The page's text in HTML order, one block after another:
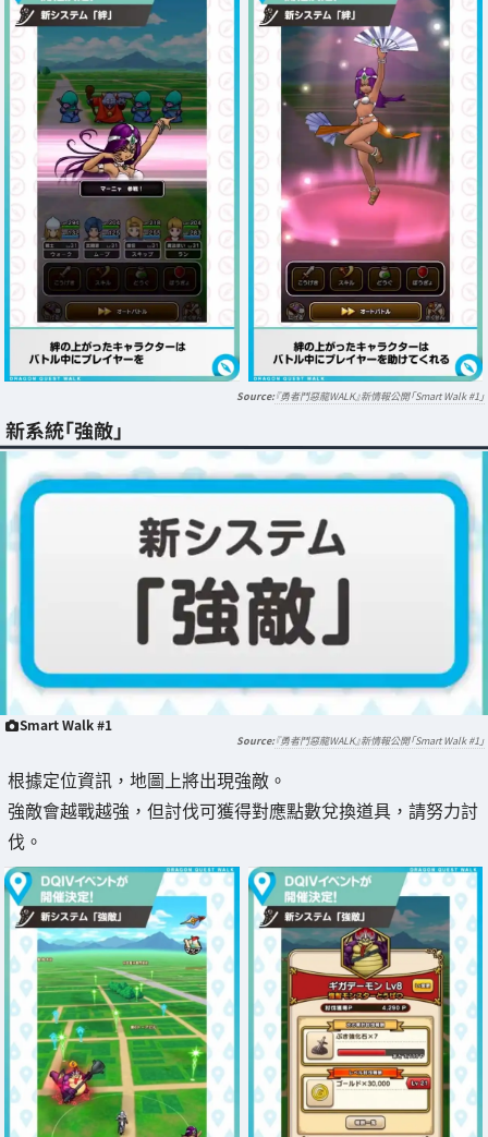
『勇者鬥惡龍WALK』新情報公開「Smart Walk #1」
新系統「強敵」
Smart Walk #1
『勇者鬥惡龍WALK』新情報公開「Smart Walk #1」
根據定位資訊，地圖上將出現強敵。
強敵會越戰越強，但討伐可獲得對應點數兌換道具，請努力討
伐。